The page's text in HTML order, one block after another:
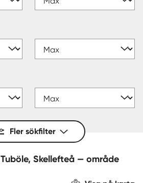
Fler sökfilter
0 tomter till salu - Tuböle, Skellefteå — område